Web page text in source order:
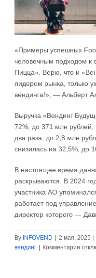
«Примеры успешных
человечным подходом к
Пицца». Верю, что и
лидером рынка, только
вендинга!», — Альберт
Выручка «Вендинг
72%, до 371 млн рублей,
два раза, до 2,8 млн
снизилась на 32,5%, до
В настоящее время
раскрываются. В 2024
участника АО
работает под
директор которого —
By INFOVEND 2 мая, 2025
вендинг
Комментарии к